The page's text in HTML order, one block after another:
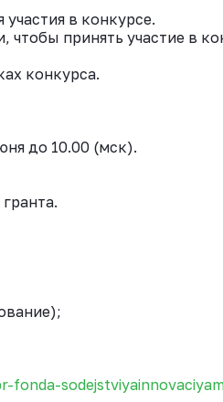
в конкурсе.
принять участие в
конкурса.
до 10.00 (мск).